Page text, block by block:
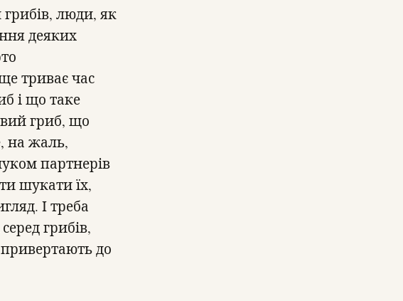
люди, як
деяких
триває час
і що таке
гриб, що
на жаль,
партнерів
шукати їх,
І треба
грибів,
до